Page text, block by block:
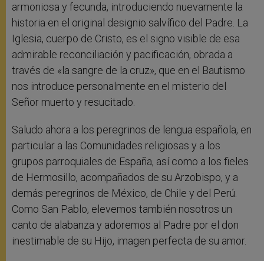
armoniosa y fecunda, introduciendo nuevamente la
historia en el original designio salvífico del Padre. La
Iglesia, cuerpo de Cristo, es el signo visible de esa
admirable reconciliación y pacificación, obrada a
través de «la sangre de la cruz», que en el Bautismo
nos introduce personalmente en el misterio del
Señor muerto y resucitado.
Saludo ahora a los peregrinos de lengua española, en
particular a las Comunidades religiosas y a los
grupos parroquiales de España, así como a los fieles
de Hermosillo, acompañados de su Arzobispo, y a
demás peregrinos de México, de Chile y del Perú.
Como San Pablo, elevemos también nosotros un
canto de alabanza y adoremos al Padre por el don
inestimable de su Hijo, imagen perfecta de su amor.